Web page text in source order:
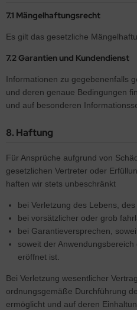
7.1 Mängelhaftungsrecht
Es gilt das gesetzliche
7.2 Garantien und Kundendienst
Informationen zu gegebenenfalls
und deren genaue Bedingungen
und auf besonderen
8. Haftung
Für Ansprüche aufgrund von
gesetzlichen Vertreter oder
haften wir stets unbeschränkt
bei Verletzung des Lebens,
bei vorsätzlicher oder grob
bei Garantieversprechen,
soweit der
eröffnet ist.
Bei Verletzung wesentlicher
ordnungsgemäße Durchführung
ermöglicht und auf deren